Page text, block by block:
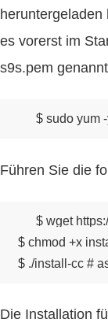
es vorerst im
s9s.pem
$ sudo yum
Führen Sie die
$ wget
$ chmod +x
$ ./install-cc #
Die Installation